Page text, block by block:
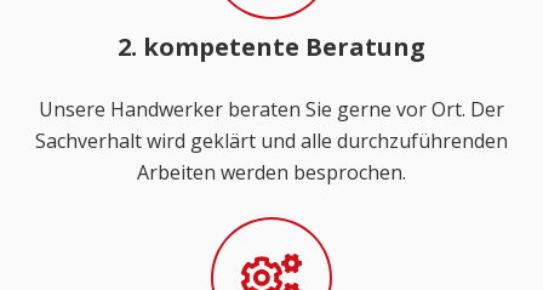
2. kompetente Beratung
Unsere Handwerker beraten Sie gerne vor Ort. Der
Sachverhalt wird geklärt und alle durchzuführenden
Arbeiten werden besprochen.